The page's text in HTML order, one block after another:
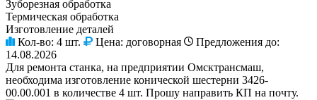
Зуборезная обработка
Термическая обработка
Изготовление деталей
Кол-во: 4 шт. Цена: договорная
Предложения до:
14.08.2026
Для ремонта станка, на предприятии Омсктрансмаш,
необходима изготовление конической шестерни 3426-
00.00.001 в количестве 4 шт. Прошу направить КП на почту.